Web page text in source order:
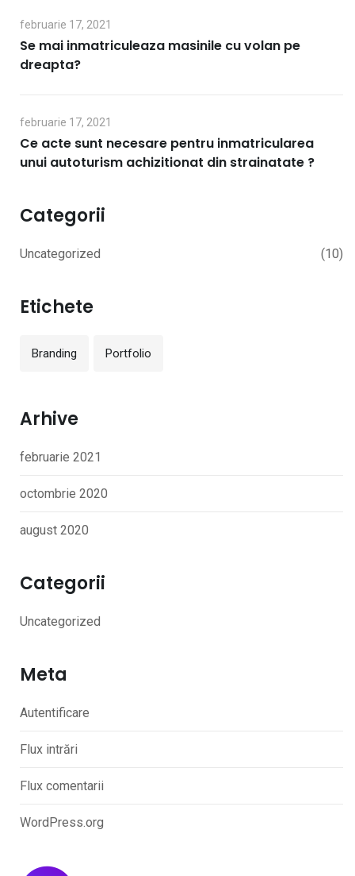
februarie 17, 2021
Se mai inmatriculeaza masinile cu volan pe
dreapta?
februarie 17, 2021
Ce acte sunt necesare pentru inmatricularea
unui autoturism achizitionat din strainatate ?
Categorii
Uncategorized (10)
Etichete
Branding Portfolio
Arhive
februarie 2021
octombrie 2020
august 2020
Categorii
Uncategorized
Meta
Autentificare
Flux intrări
Flux comentarii
WordPress.org